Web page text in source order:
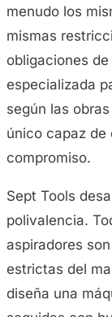
menudo los
mismas
obligaciones
especializada
según las
único capaz de
compromiso.
Sept Tools
polivalencia.
aspiradores
estrictas del
diseña una